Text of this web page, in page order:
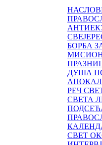
БОРБА
ДУША
РЕЧ
СВЕТА
СВЕТ